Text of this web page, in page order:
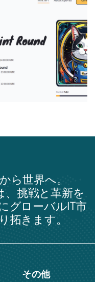
ら世界へ。
、挑戦と革新を
グローバルIT市
拓きます。
その他